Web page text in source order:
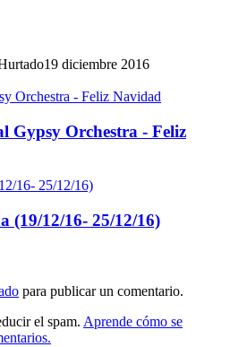
19 diciembre 2016
Orchestra - Feliz Navidad
Gypsy Orchestra - Feliz
16- 25/12/16)
(19/12/16- 25/12/16)
para publicar un comentario.
el spam. Aprende cómo se